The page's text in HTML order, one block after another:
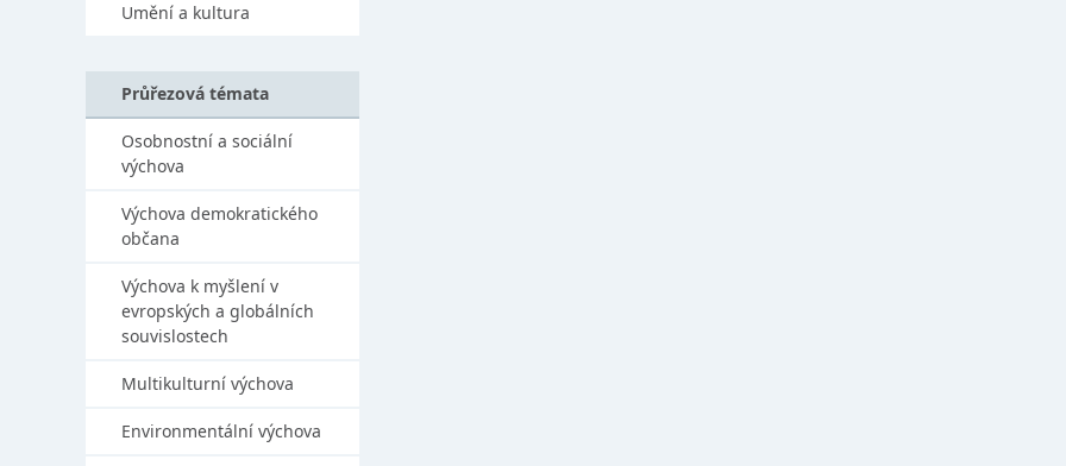
Umění a kultura
Průřezová témata
Osobnostní a sociální
výchova
Výchova demokratického
občana
Výchova k myšlení v
evropských a globálních
souvislostech
Multikulturní výchova
Environmentální výchova